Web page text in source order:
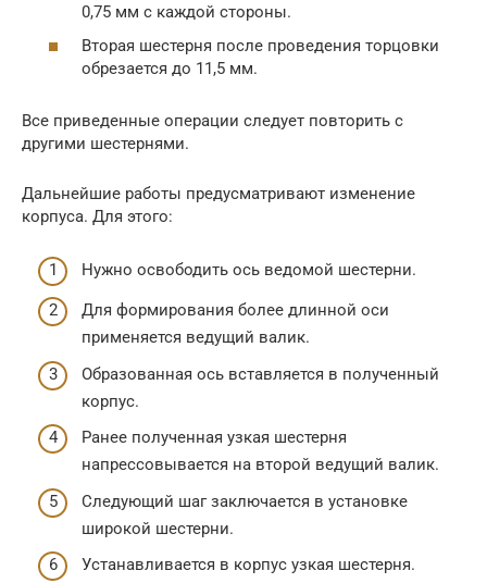
0,75 мм с каждой стороны.
Вторая шестерня после проведения торцовки
обрезается до 11,5 мм.
Все приведенные операции следует повторить с
другими шестернями.
Дальнейшие работы предусматривают изменение
корпуса. Для этого:
Нужно освободить ось ведомой шестерни.
Для формирования более длинной оси
применяется ведущий валик.
Образованная ось вставляется в полученный
корпус.
Ранее полученная узкая шестерня
напрессовывается на второй ведущий валик.
Следующий шаг заключается в установке
широкой шестерни.
Устанавливается в корпус узкая шестерня.